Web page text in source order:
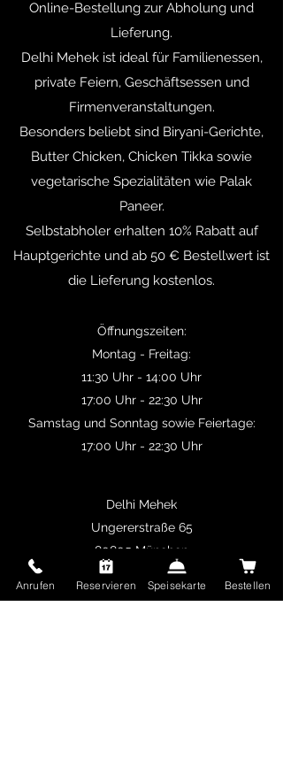
Online-Bestellung zur Abholung und
Lieferung.
Delhi Mehek ist ideal für Familienessen,
private Feiern, Geschäftsessen und
Firmenveranstaltungen.
Besonders beliebt sind Biryani-Gerichte,
Butter Chicken, Chicken Tikka sowie
vegetarische Spezialitäten wie Palak
Paneer.
Selbstabholer erhalten 10% Rabatt auf
Hauptgerichte und ab 50 € Bestellwert ist
die Lieferung kostenlos.
Öffnungszeiten:
Montag - Freitag:
11:30 Uhr - 14:00 Uhr
17:00 Uhr - 22:30 Uhr
Samstag und Sonntag sowie Feiertage:
17:00 Uhr - 22:30 Uhr
Delhi Mehek
Ungererstraße 65
80805 München
Deutschland
Anrufen Reservieren Speisekarte Bestellen